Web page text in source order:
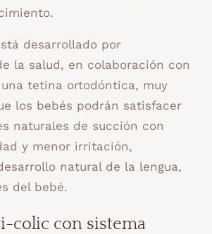
desarrollado por
la salud, en colaboración con
una tetina ortodóntica, muy
los bebés podrán satisfacer
naturales de succión con
y menor irritación,
natural de la lengua,
del bebé.
colic con sistema